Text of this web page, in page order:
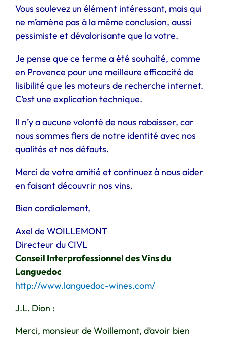
Vous soulevez un élément intéressant, mais qui
ne m’amène pas à la même conclusion, aussi
pessimiste et dévalorisante que la votre.
Je pense que ce terme a été souhaité, comme
en Provence pour une meilleure efficacité de
lisibilité que les moteurs de recherche internet.
C’est une explication technique.
Il n’y a aucune volonté de nous rabaisser, car
nous sommes fiers de notre identité avec nos
qualités et nos défauts.
Merci de votre amitié et continuez à nous aider
en faisant découvrir nos vins.
Bien cordialement,
Axel de WOILLEMONT
Directeur du CIVL
Conseil Interprofessionnel des Vins du
Languedoc
http://www.languedoc-wines.com/
J.L. Dion :
Merci, monsieur de Woillemont, d’avoir bien